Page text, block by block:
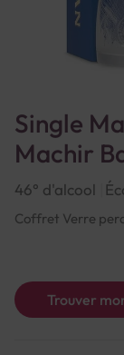
Single
Machir
46° d'alcool
Coffret Verre
Trouver